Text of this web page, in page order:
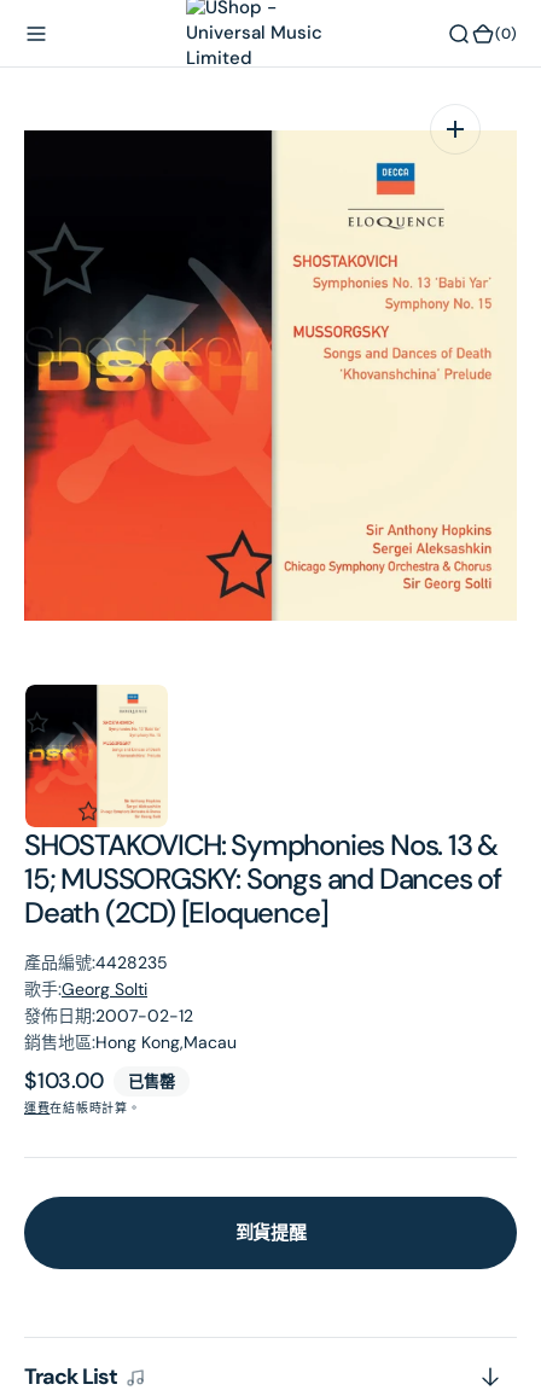
(0)
SHOSTAKOVICH: Symphonies Nos. 13 &
15; MUSSORGSKY: Songs and Dances of
Death (2CD) [Eloquence]
產品編號:4428235
歌手:Georg Solti
發佈日期:2007-02-12
銷售地區:Hong Kong,Macau
原
價
$103.00 已售罄
運費在結帳時計算。
到貨提醒
Track List
開
第
張